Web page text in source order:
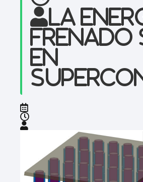
La
frenado
en